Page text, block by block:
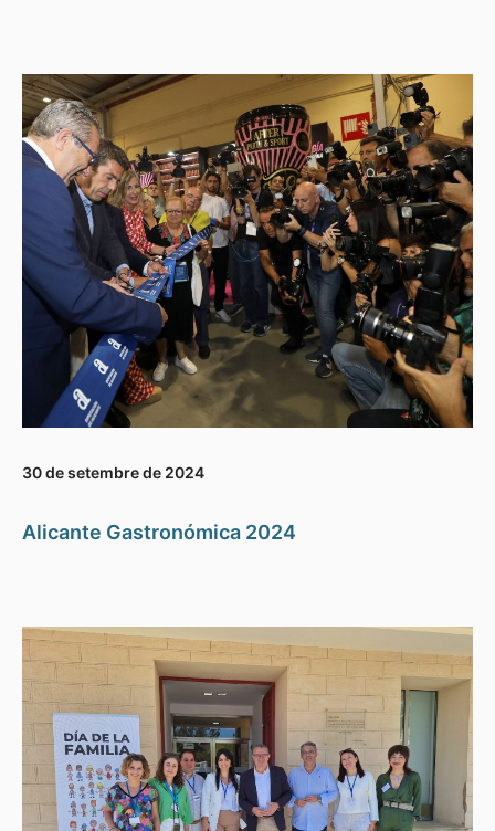
30 de setembre de 2024
Alicante Gastronómica 2024